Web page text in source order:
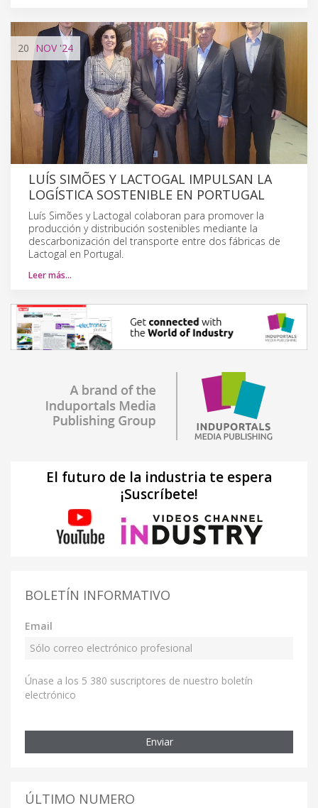
20 NOV'24
LUÍS SIMÕES Y LACTOGAL IMPULSAN LA
LOGÍSTICA SOSTENIBLE EN PORTUGAL
Luís Simões y Lactogal colaboran para promover la
producción y distribución sostenibles mediante la
descarbonización del transporte entre dos fábricas de
Lactogal en Portugal.
Leer más…
El futuro de la industria te espera
¡Suscríbete!
BOLETÍN INFORMATIVO
Email
Únase a los 5 380 suscriptores de nuestro boletín
electrónico
Enviar
ÚLTIMO NUMERO